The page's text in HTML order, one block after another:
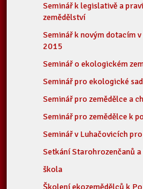
Seminář k legislativě a
zemědělství
Seminář k novým dotacím
2015
Seminář o ekologickém
Seminář pro ekologické
Seminář pro zemědělce a
Seminář pro zemědělce k
Seminář v Luhačovicích
Setkání Starohrozenčanů
škola
Školení ekozemědělců k